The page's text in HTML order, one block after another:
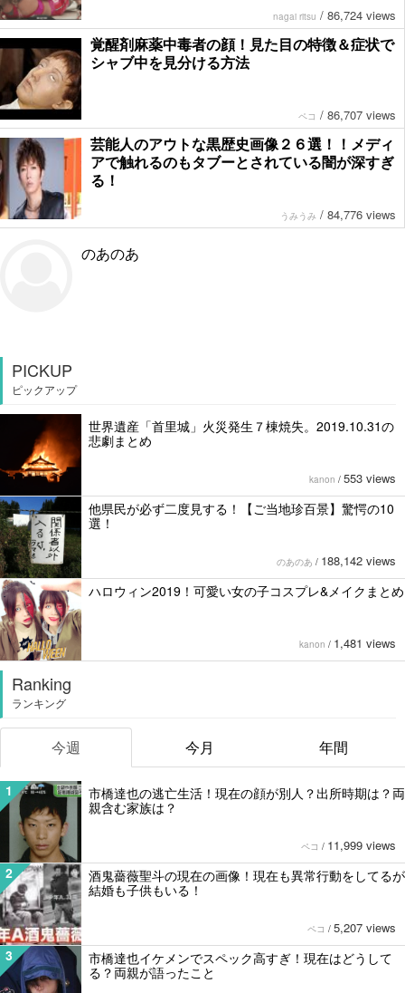
nagai ritsu / 86,724 views
覚醒剤麻薬中毒者の顔！見た目の特徴＆症状で
シャブ中を見分ける方法
ペコ / 86,707 views
芸能人のアウトな黒歴史画像２６選！！メディ
アで触れるのもタブーとされている闇が深すぎ
る！
うみうみ / 84,776 views
のあのあ
PICKUP
ピックアップ
世界遺産「首里城」火災発生７棟焼失。2019.10.31の
悲劇まとめ
kanon / 553 views
他県民が必ず二度見する！【ご当地珍百景】驚愕の10
選！
のあのあ / 188,142 views
ハロウィン2019！可愛い女の子コスプレ&メイクまとめ
kanon / 1,481 views
Ranking
ランキング
今週 今月 年間
1
市橋達也の逃亡生活！現在の顔が別人？出所時期は？両
親含む家族は？
ペコ / 11,999 views
2
酒鬼薔薇聖斗の現在の画像！現在も異常行動をしてるが
結婚も子供もいる！
ペコ / 5,207 views
3
市橋達也イケメンでスペック高すぎ！現在はどうして
る？両親が語ったこと